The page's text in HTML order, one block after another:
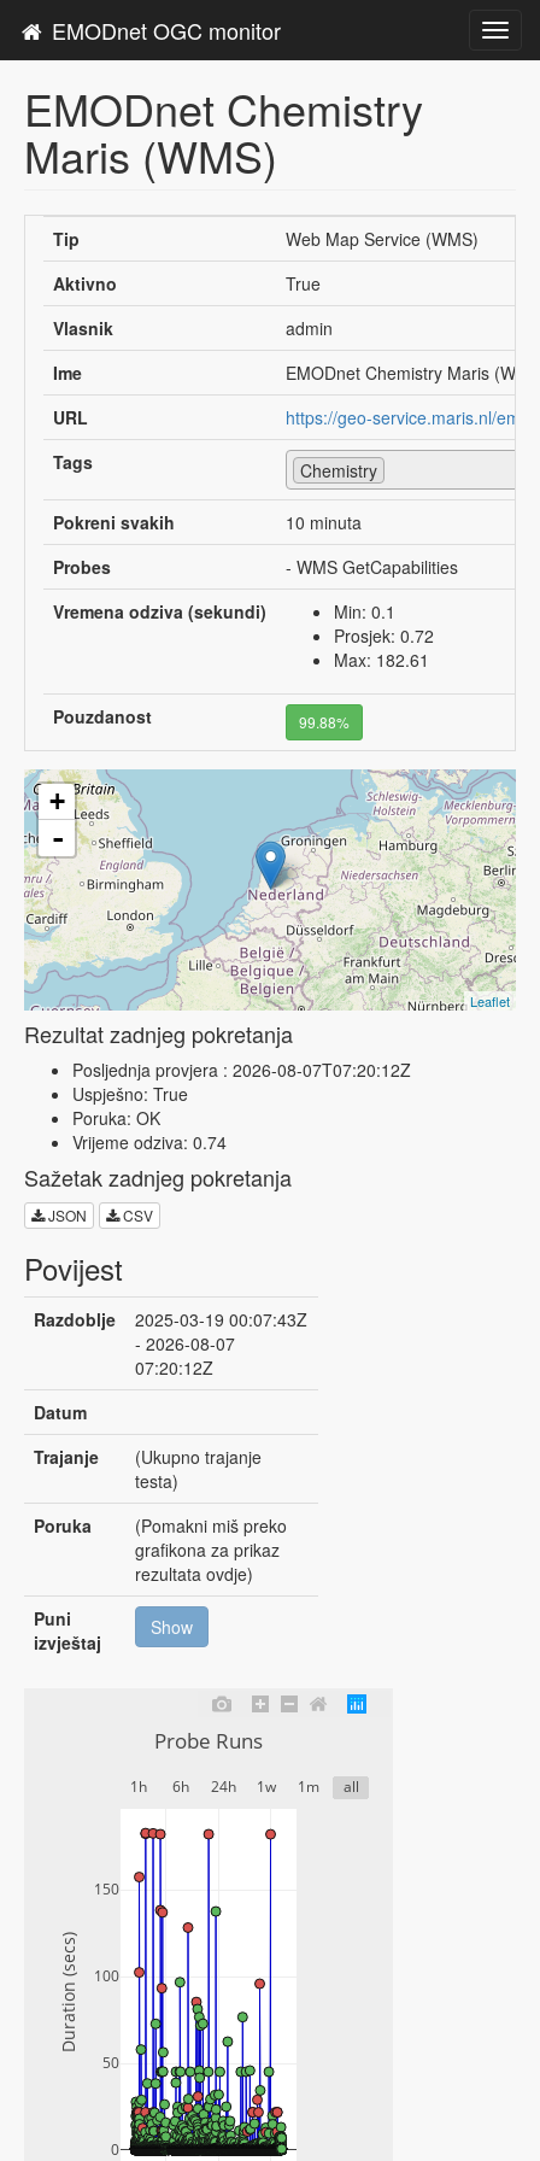
EMODnet OGC monitor
EMODnet Chemistry
Maris (WMS)
Tip
Web Map Service (WMS)
Aktivno
True
Vlasnik
admin
Ime
EMODnet Chemistry Maris
URL
https://geo-service.maris.nl/
Tags
Chemistry
Pokreni svakih
10 minuta
Probes
- WMS GetCapabilities
Vremena odziva (sekundi)
Min: 0.1
Prosjek: 0.72
Max: 182.61
Pouzdanost 99.88%
+
-
Leaflet
Rezultat zadnjeg pokretanja
Posljednja provjera : 2026-08-07T07:20:12Z
Uspješno: True
Poruka: OK
Vrijeme odziva: 0.74
Sažetak zadnjeg pokretanja
JSON CSV
Povijest
Razdoblje
2025-03-19 00:07:43Z
- 2026-08-07
07:20:12Z
Datum
Trajanje
(Ukupno trajanje
testa)
Poruka
(Pomakni miš preko
grafikona za prikaz
rezultata ovdje)
Puni
izvještaj
Show
0
50
100
150
1h 6h 24h 1w 1m all
Probe Runs
Duration (secs)